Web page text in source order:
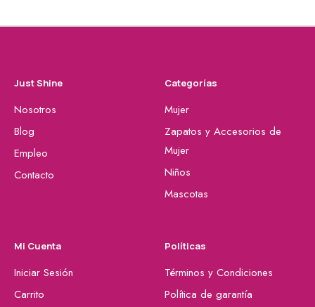
Just Shine
Nosotros
Blog
Empleo
Contacto
Categorías
Mujer
Zapatos y Accesorios de
Mujer
Niños
Mascotas
Mi Cuenta
Iniciar Sesión
Carrito
Políticas
Términos y Condiciones
Política de garantía